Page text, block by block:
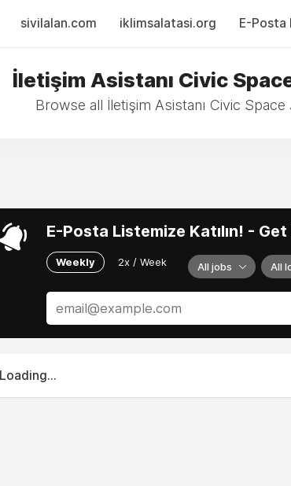
sivilalan.com iklimsalatasi.org E-Posta
İletişim Asistanı Civic
Browse all İletişim Asistanı Civic Space
E-Posta Listemize Katılın! -
Weekly 2x / Week All jobs All
Loading...